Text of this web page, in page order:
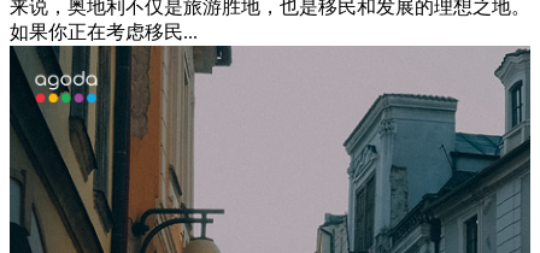
来说，奥地利不仅是旅游胜地，也是移民和发展的理想之地。
如果你正在考虑移民...